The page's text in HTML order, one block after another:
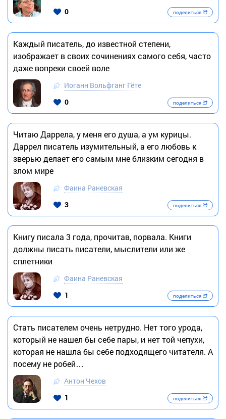
0
поделиться
Каждый писатель, до известной степени,
изображает в своих сочинениях самого себя, часто
даже вопреки своей воле
Иоганн Вольфганг Гёте
0
поделиться
Читаю Даррела, у меня его душа, а ум курицы.
Даррел писатель изумительный, а его любовь к
зверью делает его самым мне близким сегодня в
злом мире
Фаина Раневская
3
поделиться
Книгу писала 3 года, прочитав, порвала. Книги
должны писать писатели, мыслители или же
сплетники
Фаина Раневская
1
поделиться
Стать писателем очень нетрудно. Нет того урода,
который не нашел бы себе пары, и нет той чепухи,
которая не нашла бы себе подходящего читателя. А
посему не робей…
Антон Чехов
1
поделиться